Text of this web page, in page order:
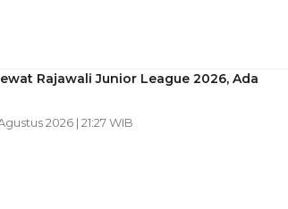
Rajawali Junior League 2026, Ada
2026 | 21:27 WIB